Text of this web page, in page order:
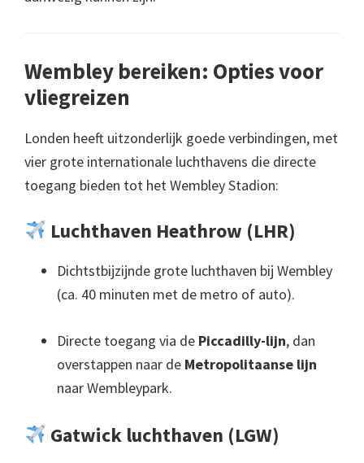
Wembley bereiken: Opties voor
vliegreizen
Londen heeft uitzonderlijk goede verbindingen, met
vier grote internationale luchthavens die directe
toegang bieden tot het Wembley Stadion:
Luchthaven Heathrow (LHR)
Dichtstbijzijnde grote luchthaven bij Wembley
(ca. 40 minuten met de metro of auto).
Directe toegang via de Piccadilly-lijn, dan
overstappen naar de Metropolitaanse lijn
naar Wembleypark.
Gatwick luchthaven (LGW)